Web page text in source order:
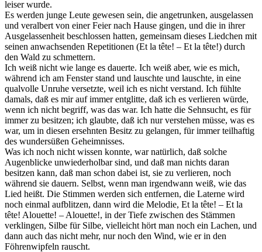
leiser wurde.
Es werden junge Leute gewesen sein, die angetrunken, ausgelassen
und veralbert von einer Feier nach Hause gingen, und die in ihrer
Ausgelassenheit beschlossen hatten, gemeinsam dieses Liedchen mit
seinen anwachsenden Repetitionen (Et la tête! – Et la tête!) durch
den Wald zu schmettern.
Ich weiß nicht wie lange es dauerte. Ich weiß aber, wie es mich,
während ich am Fenster stand und lauschte und lauschte, in eine
qualvolle Unruhe versetzte, weil ich es nicht verstand. Ich fühlte
damals, daß es mir auf immer entglitte, daß ich es verlieren würde,
wenn ich nicht begriff, was das war. Ich hatte die Sehnsucht, es für
immer zu besitzen; ich glaubte, daß ich nur verstehen müsse, was es
war, um in diesen ersehnten Besitz zu gelangen, für immer teilhaftig
des wundersüßen Geheimnisses.
Was ich noch nicht wissen konnte, war natürlich, daß solche
Augenblicke unwiederholbar sind, und daß man nichts daran
besitzen kann, daß man schon dabei ist, sie zu verlieren, noch
während sie dauern. Selbst, wenn man irgendwann weiß, wie das
Lied heißt. Die Stimmen werden sich entfernen, die Laterne wird
noch einmal aufblitzen, dann wird die Melodie, Et la tête! – Et la
tête! Alouette! – Alouette!, in der Tiefe zwischen des Stämmen
verklingen, Silbe für Silbe, vielleicht hört man noch ein Lachen, und
dann auch das nicht mehr, nur noch den Wind, wie er in den
Föhrenwipfeln rauscht.